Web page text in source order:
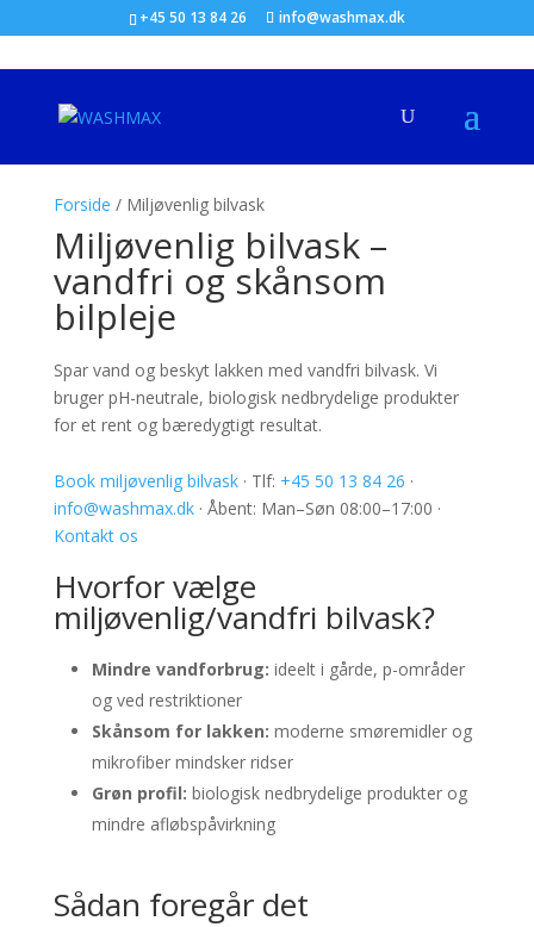
+45 50 13 84 26 info@washmax.dk
Forside / Miljøvenlig bilvask
Miljøvenlig bilvask –
vandfri og skånsom
bilpleje
Spar vand og beskyt lakken med vandfri bilvask. Vi
bruger pH-neutrale, biologisk nedbrydelige produkter
for et rent og bæredygtigt resultat.
Book miljøvenlig bilvask· Tlf: +45 50 13 84 26 ·
info@washmax.dk· Åbent: Man–Søn 08:00–17:00 ·
Kontakt os
Hvorfor vælge
miljøvenlig/vandfri bilvask?
Mindre vandforbrug: ideelt i gårde, p-områder
og ved restriktioner
Skånsom for lakken: moderne smøremidler og
mikrofiber mindsker ridser
Grøn profil: biologisk nedbrydelige produkter og
mindre afløbspåvirkning
Sådan foregår det